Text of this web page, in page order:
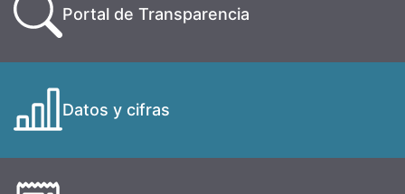
Portal de Transparencia
Datos y cifras